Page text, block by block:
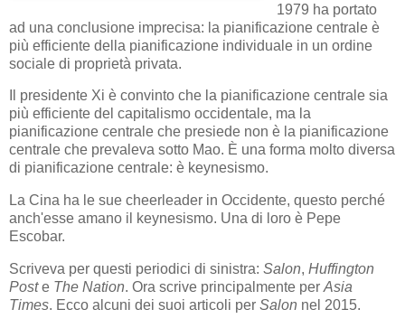
1979 ha portato
ad una conclusione imprecisa: la pianificazione centrale è
più efficiente della pianificazione individuale in un ordine
sociale di proprietà privata.
Il presidente Xi è convinto che la pianificazione centrale sia
più efficiente del capitalismo occidentale, ma la
pianificazione centrale che presiede non è la pianificazione
centrale che prevaleva sotto Mao. È una forma molto diversa
di pianificazione centrale: è keynesismo.
La Cina ha le sue cheerleader in Occidente, questo perché
anch'esse amano il keynesismo. Una di loro è Pepe
Escobar.
Scriveva per questi periodici di sinistra: Salon, Huffington
Poste The Nation. Ora scrive principalmente per Asia
Times. Ecco alcuni dei suoi articoli per Salon nel 2015.